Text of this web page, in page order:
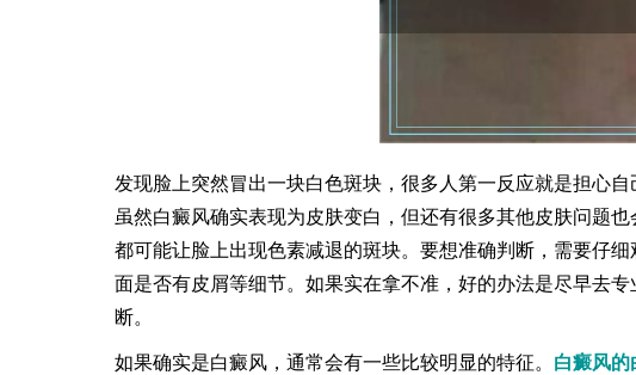
发现脸上突然冒出一块白色斑块，很多人第一反应就是担心
虽然白癜风确实表现为皮肤变白，但还有很多其他皮肤问题
都可能让脸上出现色素减退的斑块。要想准确判断，需要仔
面是否有皮屑等细节。如果实在拿不准，好的办法是尽早去
断。
如果确实是白癜风，通常会有一些比较明显的特征。 白癜风的